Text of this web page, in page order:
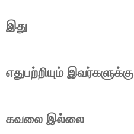
இது
எதுபற்றியும் இவர்களுக்கு
கவலை இல்லை